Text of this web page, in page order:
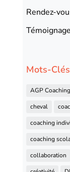
Rendez-
Mots-Clés
AGP Coaching
cheval
coaching
coaching
collaboration